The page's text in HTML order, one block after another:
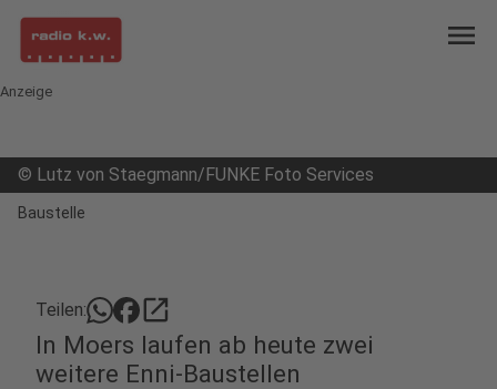
menu
Anzeige
© Lutz von Staegmann/FUNKE Foto Services
Baustelle
Teilen: open_in_new
In Moers laufen ab heute zwei
weitere Enni-Baustellen